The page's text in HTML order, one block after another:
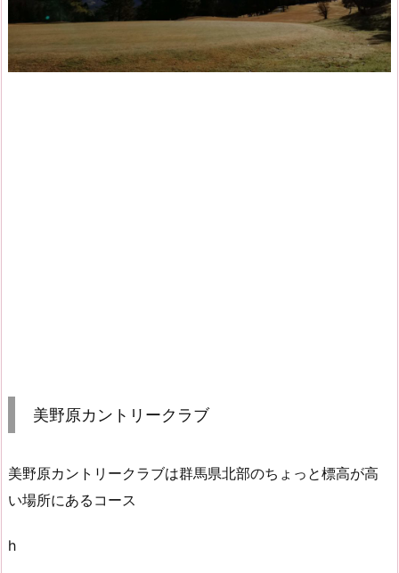
美野原カントリークラブ
美野原カントリークラブは群馬県北部のちょっと標高が高
い場所にあるコース
h